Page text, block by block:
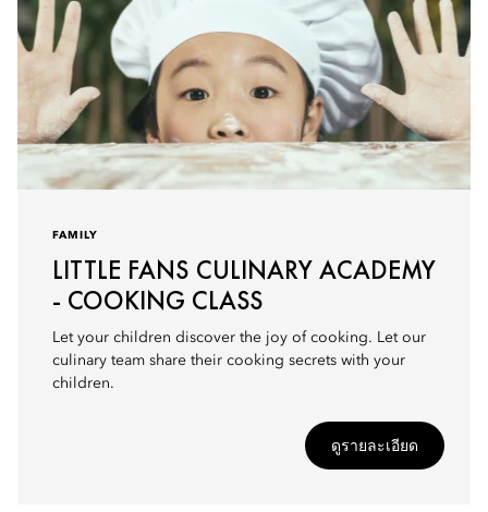
FAMILY
LITTLE FANS CULINARY ACADEMY
- COOKING CLASS
Let your children discover the joy of cooking. Let our
culinary team share their cooking secrets with your
children.
ดูรายละเอียด